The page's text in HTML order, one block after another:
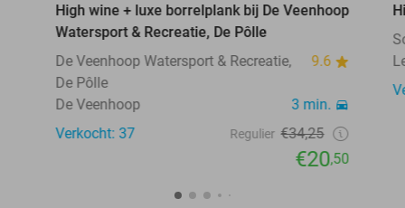
High wine + luxe borrelplank bij De Veenhoop
Watersport & Recreatie, De Pôlle
De Veenhoop Watersport & Recreatie,
De Pôlle
9.6
De Veenhoop
3 min.
Verkocht: 37
Regulier €34,25
€20,50